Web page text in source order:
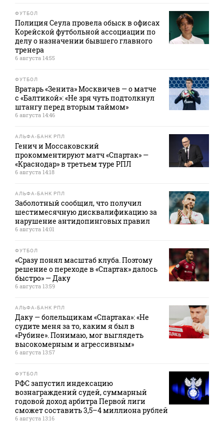
ФУТБОЛ
Полиция Сеула провела обыск в офисах
Корейской футбольной ассоциации по
делу о назначении бывшего главного
тренера
6 августа 14:55
ФУТБОЛ
Вратарь «Зенита» Москвичев — о матче
с «Балтикой»: «Не зря чуть подтолкнул
штангу перед вторым таймом»
6 августа 14:46
АЛЬФА-БАНК РПЛ
Генич и Моссаковский
прокомментируют матч «Спартак» —
«Краснодар» в третьем туре РПЛ
6 августа 14:18
АЛЬФА-БАНК РПЛ
Заболотный сообщил, что получил
шестимесячную дисквалификацию за
нарушение антидопинговых правил
6 августа 14:01
ФУТБОЛ
«Сразу понял масштаб клуба. Поэтому
решение о переходе в «Спартак» далось
быстро» — Даку
6 августа 13:59
АЛЬФА-БАНК РПЛ
Даку — болельщикам «Спартака»: «Не
судите меня за то, каким я был в
«Рубине». Понимаю, мог выглядеть
высокомерным и агрессивным»
6 августа 13:57
ФУТБОЛ
РФС запустил индексацию
вознаграждений судей, суммарный
годовой доход арбитра Первой лиги
сможет составить 3,5–4 миллиона рублей
6 августа 13:16